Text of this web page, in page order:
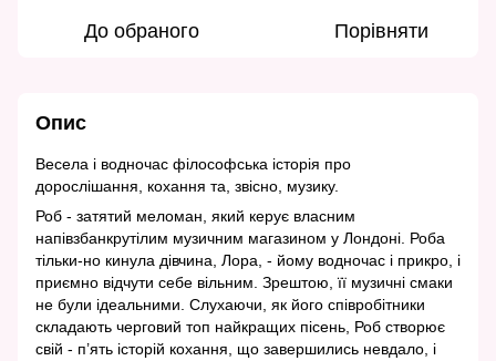
До обраного Порівняти
Опис
Весела і водночас філософська історія про
дорослішання, кохання та, звісно, музику.
Роб - затятий меломан, який керує власним
напівзбанкрутілим музичним магазином у Лондоні. Роба
тільки-но кинула дівчина, Лора, - йому водночас і прикро, і
приємно відчути себе вільним. Зрештою, її музичні смаки
не були ідеальними. Слухаючи, як його співробітники
складають черговий топ найкращих пісень, Роб створює
свій - п’ять історій кохання, що завершились невдало, і